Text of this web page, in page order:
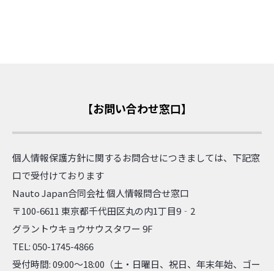
【お問い合わせ窓口】
個人情報保護方針に関するお問合せにつきましては、下記窓
口で受付けております
Nauto Japan合同会社 個人情報問合せ窓口
〒100-6611 東京都千代田区丸の内1丁目9‐2
グラントウキョウサウスタワー 9F
TEL: 050-1745-4866
受付時間: 09:00～18:00（土・日曜日、祝日、年末年始、ゴー